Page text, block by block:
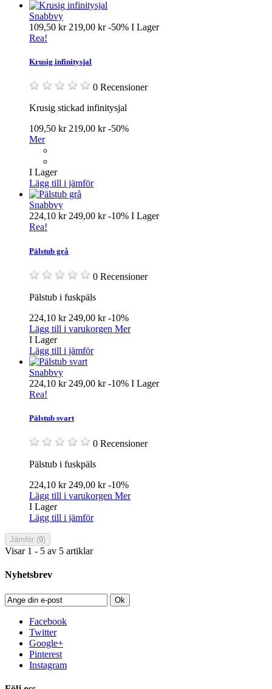
Snabbvy
109,50 kr 219,00 kr-50% I Lager
Rea!
Krusig infinitysjal
0 Recensioner
Krusig stickad infinitysjal
109,50 kr 219,00 kr-50%
Mer
I Lager
Lägg till i jämför
Snabbvy
224,10 kr 249,00 kr-10% I Lager
Rea!
Pälstub grå
0 Recensioner
Pälstub i fuskpäls
224,10 kr 249,00 kr-10%
Lägg till i varukorgen Mer
I Lager
Lägg till i jämför
Snabbvy
224,10 kr 249,00 kr-10% I Lager
Rea!
Pälstub svart
0 Recensioner
Pälstub i fuskpäls
224,10 kr 249,00 kr-10%
Lägg till i varukorgen Mer
I Lager
Lägg till i jämför
Jämför (0)
Visar 1 - 5 av 5 artiklar
Nyhetsbrev
Ok
Facebook
Twitter
Google+
Pinterest
Instagram